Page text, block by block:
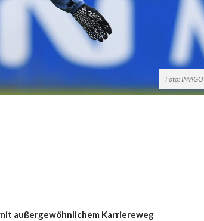
Foto: IMAGO
außergewöhnlichem Karriereweg